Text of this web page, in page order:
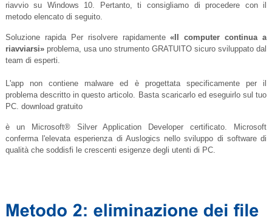
riavvio su Windows 10. Pertanto, ti consigliamo di procedere con il
metodo elencato di seguito.
Soluzione rapida Per risolvere rapidamente«Il computer continua a
riavviarsi»problema, usa uno strumento GRATUITO sicuro sviluppato dal
team di esperti.
L'app non contiene malware ed è progettata specificamente per il
problema descritto in questo articolo. Basta scaricarlo ed eseguirlo sul tuo
PC. download gratuito
è un Microsoft® Silver Application Developer certificato. Microsoft
conferma l'elevata esperienza di Auslogics nello sviluppo di software di
qualità che soddisfi le crescenti esigenze degli utenti di PC.